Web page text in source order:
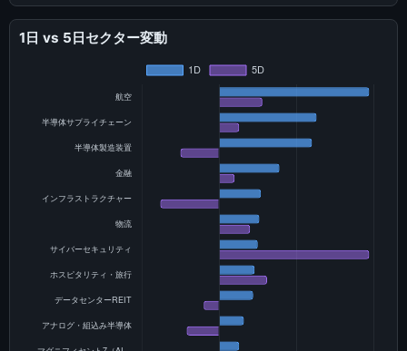
1日 vs 5日セクター変動